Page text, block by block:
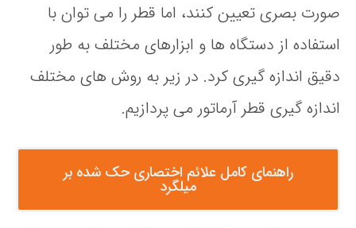
صورت بصری تعیین کنند، اما قطر را می توان با
استفاده از دستگاه ها و ابزارهای مختلف به طور
دقیق اندازه گیری کرد. در زیر به روش های مختلف
اندازه گیری قطر آرماتور می پردازیم.
راهنمای کامل علائم اختصاری حک شده بر
میلگرد